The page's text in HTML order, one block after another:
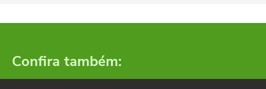
Confira também: